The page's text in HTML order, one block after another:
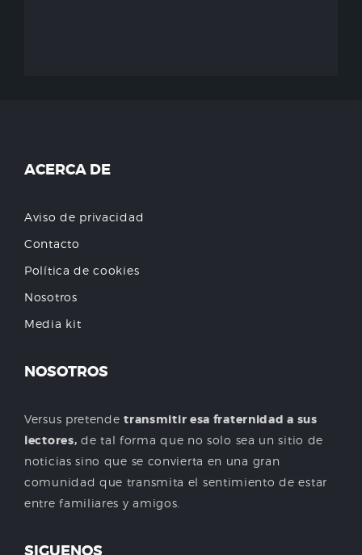
ACERCA DE
Aviso de privacidad
Contacto
Política de cookies
Nosotros
Media kit
NOSOTROS
Versus pretendetransmitir esa fraternidad a sus
lectores, de tal forma que no solo sea un sitio de
noticias sino que se convierta en una gran
comunidad que transmita el sentimiento de estar
entre familiares y amigos.
SIGUENOS